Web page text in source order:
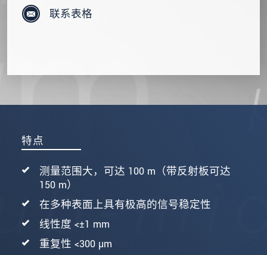
特点
测量范围大，可达 100 m（带反射板可达
150 m）
在多种表面上具有极高的信号稳定性
线性度 <±1 mm
重复性 <300 µm
联系表格